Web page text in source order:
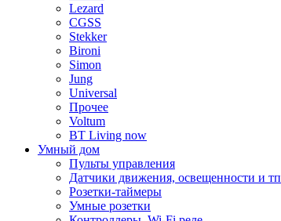
Lezard
CGSS
Stekker
Bironi
Simon
Jung
Universal
Прочее
Voltum
BT Living now
Умный дом
Пульты управления
Датчики движения, освещенности и тп
Розетки-таймеры
Умные розетки